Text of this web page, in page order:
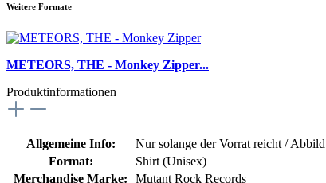
Weitere Formate
METEORS, THE - Monkey Zipper...
Produktinformationen
Allgemeine Info:
Nur solange der Vorrat reicht /
Format:
Shirt (Unisex)
Merchandise Marke:
Mutant Rock Records